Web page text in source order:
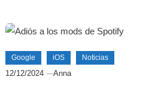
Google iOS Noticias
12/12/2024 Anna